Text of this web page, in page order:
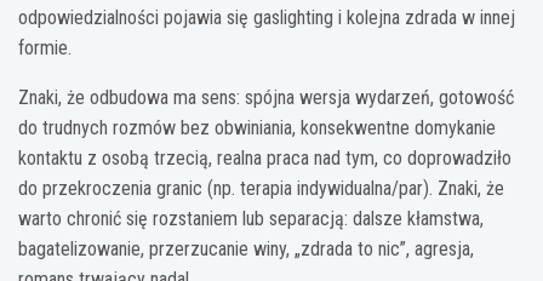
odpowiedzialności pojawia się gaslighting i kolejna zdrada w innej
formie.
Znaki, że odbudowa ma sens: spójna wersja wydarzeń, gotowość
do trudnych rozmów bez obwiniania, konsekwentne domykanie
kontaktu z osobą trzecią, realna praca nad tym, co doprowadziło
do przekroczenia granic (np. terapia indywidualna/par). Znaki, że
warto chronić się rozstaniem lub separacją: dalsze kłamstwa,
bagatelizowanie, przerzucanie winy, „zdrada to nic”, agresja,